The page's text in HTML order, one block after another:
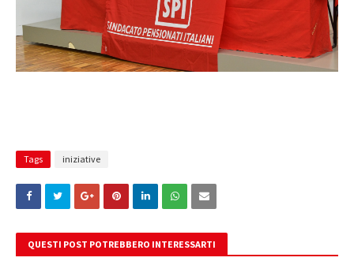
Tags iniziative
QUESTI POST POTREBBERO INTERESSARTI